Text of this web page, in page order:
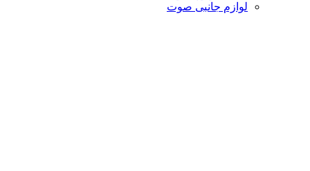
لوازم جانبی صوت